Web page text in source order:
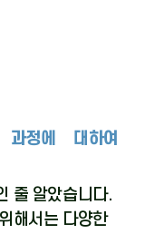
정에 대하여
줄 알았습니다.
해서는 다양한